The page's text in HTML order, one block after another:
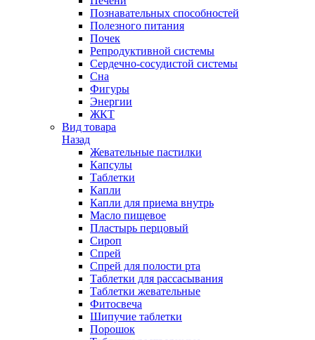
Познавательных способностей
Полезного питания
Почек
Репродуктивной системы
Сердечно-сосудистой системы
Сна
Фигуры
Энергии
ЖКТ
Вид товара
Назад
Жевательные пастилки
Капсулы
Таблетки
Капли
Капли для приема внутрь
Масло пищевое
Пластырь перцовый
Сироп
Спрей
Спрей для полости рта
Таблетки для рассасывания
Таблетки жевательные
Фитосвеча
Шипучие таблетки
Порошок